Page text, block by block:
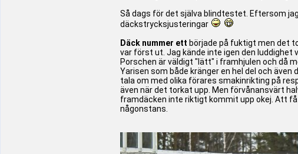
Så dags för det själva blindtestet. Eftersom
däckstrycksjusteringar
Däck nummer ett började på fuktigt men det
var först ut. Jag kände inte igen den luddighet
Porschen är väldigt "lätt" i framhjulen och då
Yarisen som både kränger en hel del och
tala om med olika förares smakinrikting på
även när det torkat upp. Men förvånansvärt
framdäcken inte riktigt kommit upp okej. Att
någonstans.